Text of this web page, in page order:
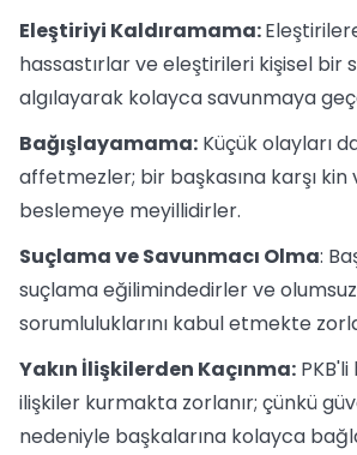
Eleştiriyi Kaldıramama:
hassastırlar ve eleştirileri kişisel bir
algılayarak kolayca savunmaya
Bağışlayamama: Küçük olayları
affetmezler; bir başkasına karşı kin
beslemeye meyillidirler.
Suçlama ve Savunmacı Olma:
suçlama eğilimindedirler ve
sorumluluklarını kabul etmekte
Yakın İlişkilerden Kaçınma:
ilişkiler kurmakta zorlanır; çünkü
nedeniyle başkalarına kolayca